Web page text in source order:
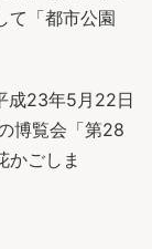
て「都市公園
成23年5月22日
博覧会「第28
かごしま